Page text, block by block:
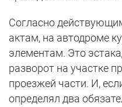
Согласно
актам, на автодроме
элементам. Это
разворот на участке
проезжей части. И,
определял два